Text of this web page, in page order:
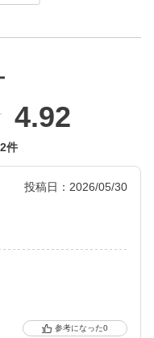
かわいい雰囲気も演出で
【secret candymagic】
は、2025年に大幅リ
で国内最大※の14.8m
さにもこだわり、圧倒的
4.92
件
投稿日：2026/05/30
0